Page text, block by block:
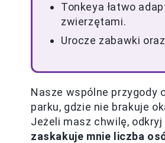
Tonkeya łatwo
zwierzętami.
Urocze zabawki
Nasze wspólne przygody
parku, gdzie nie brakuje
Jeżeli masz chwilę, odkryj
zaskakuje mnie liczba